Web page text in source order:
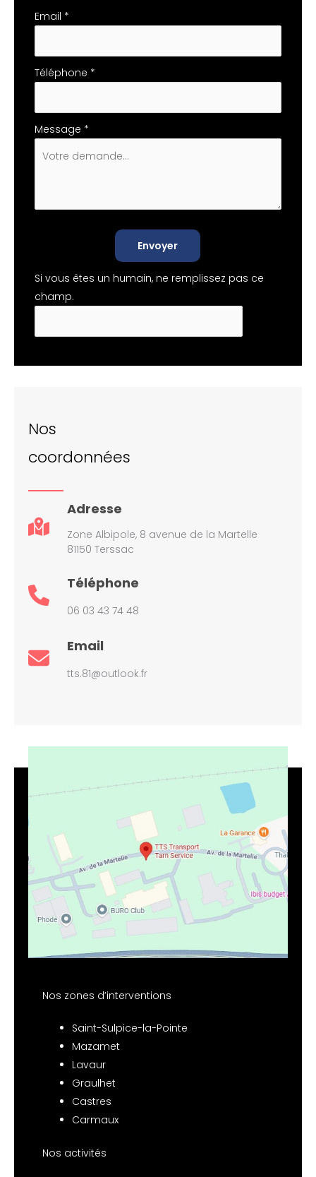
Email *
Téléphone *
Message *
Envoyer
Si vous êtes un humain, ne remplissez pas ce
champ.
Nos
coordonnées
Adresse
Zone Albipole, 8 avenue de la Martelle
81150 Terssac
Téléphone
06 03 43 74 48
Email
tts.81@outlook.fr
Nos zones d’interventions
Saint-Sulpice-la-Pointe
Mazamet
Lavaur
Graulhet
Castres
Carmaux
Nos activités